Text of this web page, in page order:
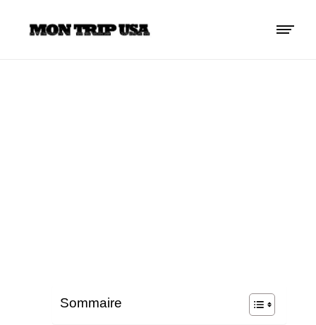
Sommaire